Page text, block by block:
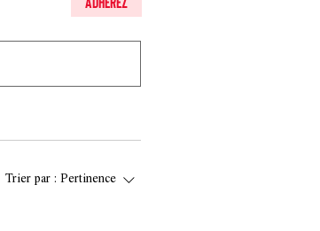
Trier par : Pertinence